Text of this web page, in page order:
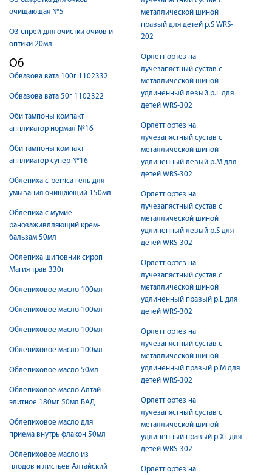
очищающая №5
О3 спрей для очистки очков и
оптики 20мл
Об
Обвазова вата 100г 1102332
Обвазова вата 50г 1102322
Оби тампоны компакт
аппликатор нормал №16
Оби тампоны компакт
аппликатор супер №16
Облепиха c-berrica гель для
умывания очищающий 150мл
Облепиха с мумие
ранозаживлляющий крем-
бальзам 50мл
Облепиха шиповник сироп
Магия трав 330г
Облепиховое масло 100мл
Облепиховое масло 100мл
Облепиховое масло 100мл
Облепиховое масло 100мл
Облепиховое масло 50мл
Облепиховое масло Алтай
элитное 180мг 50мл БАД
Облепиховое масло для
приема внутрь флакон 50мл
Облепиховое масло из
плодов и листьев Алтайский
металлической шиной
правый для детей р.S WRS-
202
Орлетт ортез на
лучезапястный сустав с
металлической шиной
удлиненный левый р.L для
детей WRS-302
Орлетт ортез на
лучезапястный сустав с
металлической шиной
удлиненный левый р.M для
детей WRS-302
Орлетт ортез на
лучезапястный сустав с
металлической шиной
удлиненный левый р.S для
детей WRS-302
Орлетт ортез на
лучезапястный сустав с
металлической шиной
удлиненный правый р.L для
детей WRS-302
Орлетт ортез на
лучезапястный сустав с
металлической шиной
удлиненный правый р.M для
детей WRS-302
Орлетт ортез на
лучезапястный сустав с
металлической шиной
удлиненный правый р.XL для
детей WRS-302
Орлетт ортез на